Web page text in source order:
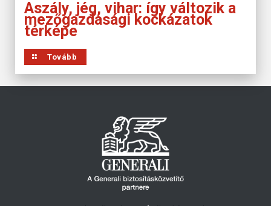
Aszály, jég, vihar: így változik a
mezőgazdasági kockázatok
térképe
Tovább